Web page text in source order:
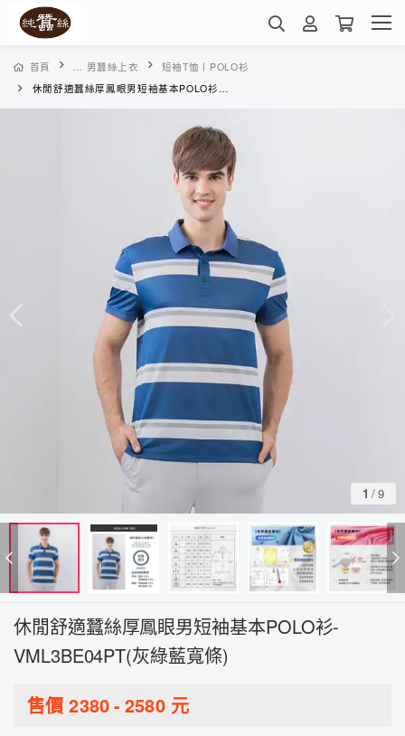
首頁 ... 男蠶絲上衣
短袖T恤丨POLO衫
休閒舒適蠶絲厚鳳眼男短袖基本POLO衫-VML3BE04PT(灰綠藍寬條)
1 /9
休閒舒適蠶絲厚鳳眼男短袖基本POLO衫-
VML3BE04PT(灰綠藍寬條)
售價2380- 2580元